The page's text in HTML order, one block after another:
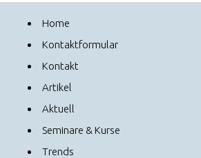
Home
Kontaktformular
Kontakt
Artikel
Aktuell
Seminare & Kurse
Trends